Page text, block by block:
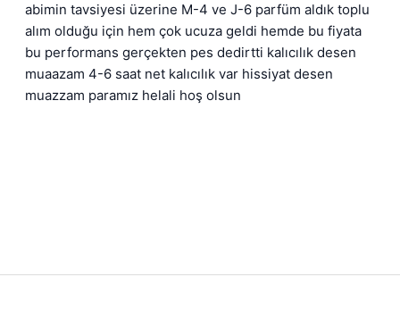
abimin tavsiyesi üzerine M-4 ve J-6 parfüm aldık toplu
alım olduğu için hem çok ucuza geldi hemde bu fiyata
bu performans gerçekten pes dedirtti kalıcılık desen
muaazam 4-6 saat net kalıcılık var hissiyat desen
muazzam paramız helali hoş olsun